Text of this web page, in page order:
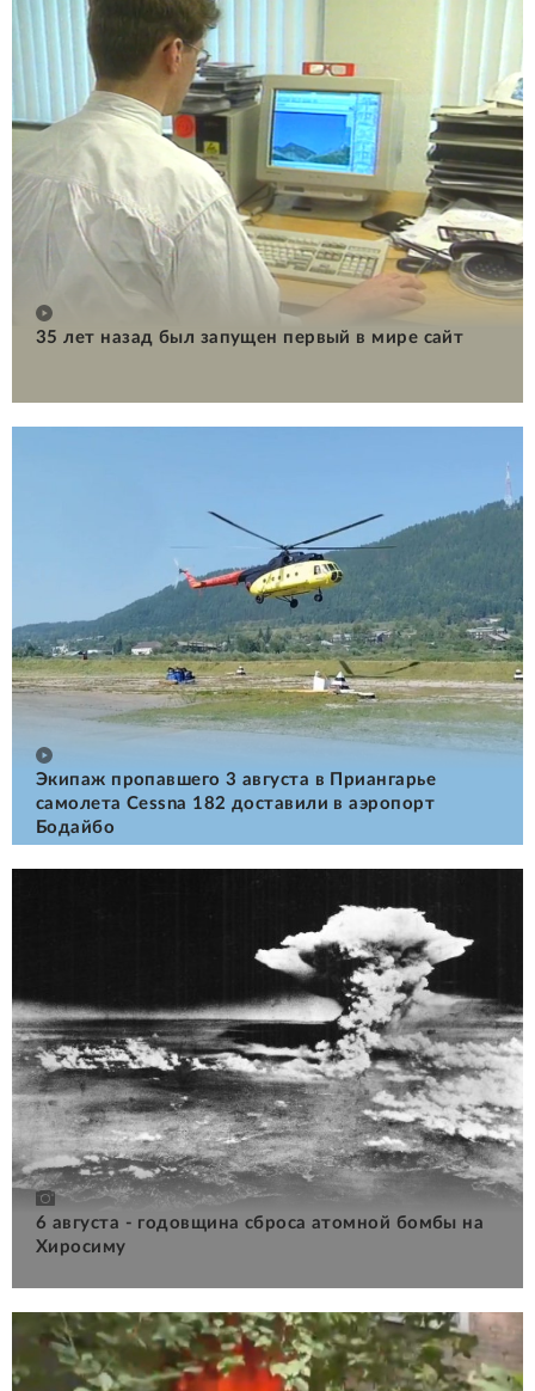
35 лет назад был запущен первый в мире сайт
Экипаж пропавшего 3 августа в Приангарье
самолета Cessna 182 доставили в аэропорт
Бодайбо
6 августа - годовщина сброса атомной бомбы на
Хиросиму